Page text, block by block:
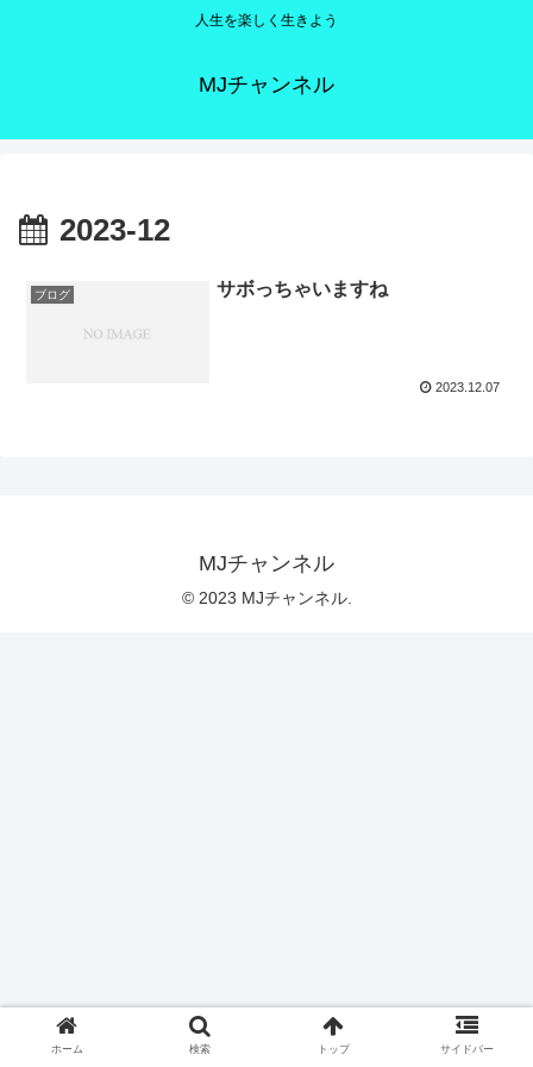
人生を楽しく生きよう
MJチャンネル
2023-12
ブログ サボっちゃいますね
2023.12.07
MJチャンネル
© 2023 MJチャンネル.
ホーム 検索 トップ サイドバー